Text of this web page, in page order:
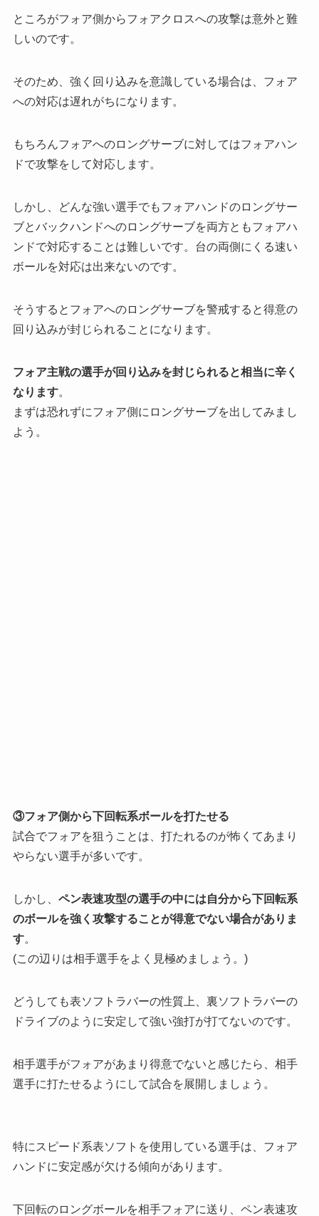
ところがフォア側からフォアクロスへの攻撃は意外と難
しいのです。
そのため、強く回り込みを意識している場合は、フォア
への対応は遅れがちになります。
もちろんフォアへのロングサーブに対してはフォアハン
ドで攻撃をして対応します。
しかし、どんな強い選手でもフォアハンドのロングサー
ブとバックハンドへのロングサーブを両方ともフォアハ
ンドで対応することは難しいです。台の両側にくる速い
ボールを対応は出来ないのです。
そうするとフォアへのロングサーブを警戒すると得意の
回り込みが封じられることになります。
フォア主戦の選手が回り込みを封じられると相当に辛く
なります。
まずは恐れずにフォア側にロングサーブを出してみまし
よう。
③フォア側から下回転系ボールを打たせる
試合でフォアを狙うことは、打たれるのが怖くてあまり
やらない選手が多いです。
しかし、 ペン表速攻型の選手の中には自分から下回転系
のボールを強く攻撃することが得意でない場合がありま
す。
(この辺りは相手選手をよく見極めましょう。)
どうしても表ソフトラバーの性質上、裏ソフトラバーの
ドライブのように安定して強い強打が打てないのです。
相手選手がフォアがあまり得意でないと感じたら、相手
選手に打たせるようにして試合を展開しましょう。
特にスピード系表ソフトを使用している選手は、フォア
ハンドに安定感が欠ける傾向があります。
下回転のロングボールを相手フォアに送り、ペン表速攻